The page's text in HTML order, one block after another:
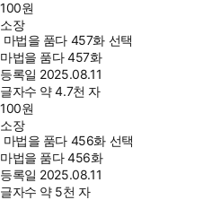
100원
소장
마법을 품다 457화 선택
마법을 품다 457화
등록일 2025.08.11
글자수 약 4.7천 자
100원
소장
마법을 품다 456화 선택
마법을 품다 456화
등록일 2025.08.11
글자수 약 5천 자